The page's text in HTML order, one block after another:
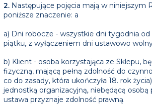
2. Następujące pojęcia mają w niniejszym
poniższe znaczenie: a
a) Dni robocze - wszystkie dni tygodnia od
piątku, z wyłączeniem dni ustawowo
b) Klient - osoba korzystająca ze Sklepu,
fizyczną, mającą pełną zdolność do
co do zasady, która ukończyła 18. rok
jednostką organizacyjną, niebędącą osobą
ustawa przyznaje zdolność prawną.